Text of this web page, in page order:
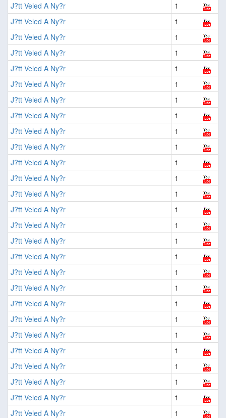
J?tt Veled A Ny?r
1
J?tt Veled A Ny?r
1
J?tt Veled A Ny?r
1
J?tt Veled A Ny?r
1
J?tt Veled A Ny?r
1
J?tt Veled A Ny?r
1
J?tt Veled A Ny?r
1
J?tt Veled A Ny?r
1
J?tt Veled A Ny?r
1
J?tt Veled A Ny?r
1
J?tt Veled A Ny?r
1
J?tt Veled A Ny?r
1
J?tt Veled A Ny?r
1
J?tt Veled A Ny?r
1
J?tt Veled A Ny?r
1
J?tt Veled A Ny?r
1
J?tt Veled A Ny?r
1
J?tt Veled A Ny?r
1
J?tt Veled A Ny?r
1
J?tt Veled A Ny?r
1
J?tt Veled A Ny?r
1
J?tt Veled A Ny?r
1
J?tt Veled A Ny?r
1
J?tt Veled A Ny?r
1
J?tt Veled A Ny?r
1
J?tt Veled A Ny?r
1
J?tt Veled A Ny?r
1